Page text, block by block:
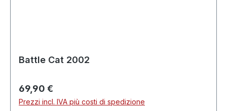
Battle Cat 2002
Prezzo normale:
69,90 €
Prezzi incl. IVA più costi di spedizione